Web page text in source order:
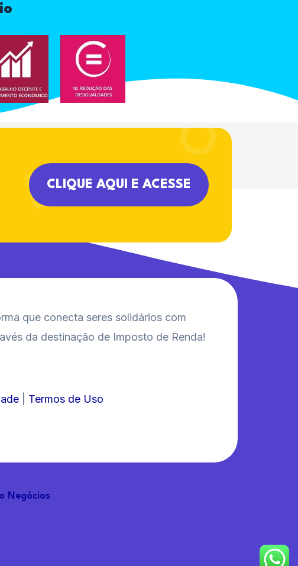
CLIQUE AQUI E ACESSE
que conecta seres solidários com
da destinação de Imposto de Renda!
Termos de Uso
Negócios